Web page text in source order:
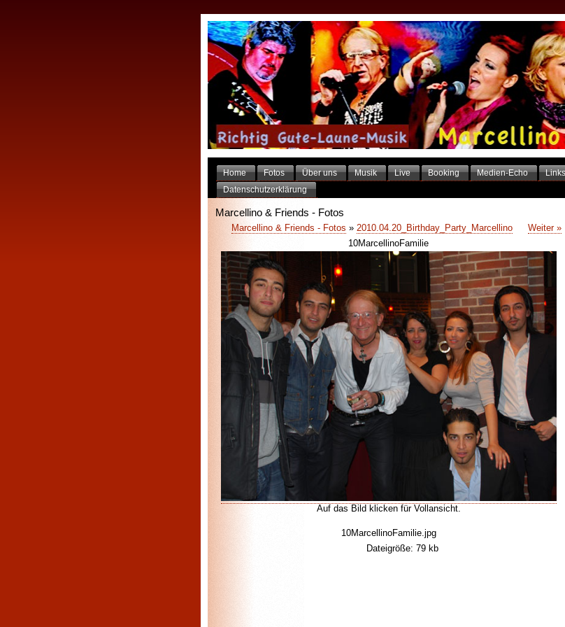
Home Fotos Über uns Musik Live Booking Medien-Echo Links
Datenschutzerklärung
Marcellino & Friends - Fotos
Marcellino & Friends - Fotos » 2010.04.20_Birthday_Party_Marcellino
Weiter »
10MarcellinoFamilie
Auf das Bild klicken für Vollansicht.
10MarcellinoFamilie.jpg
Dateigröße: 79 kb